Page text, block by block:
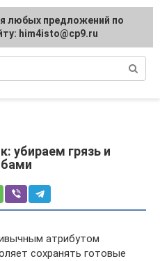
убираем грязь и
атрибутом
сохранять готовые
любых предложений по
him4isto@cp9.ru